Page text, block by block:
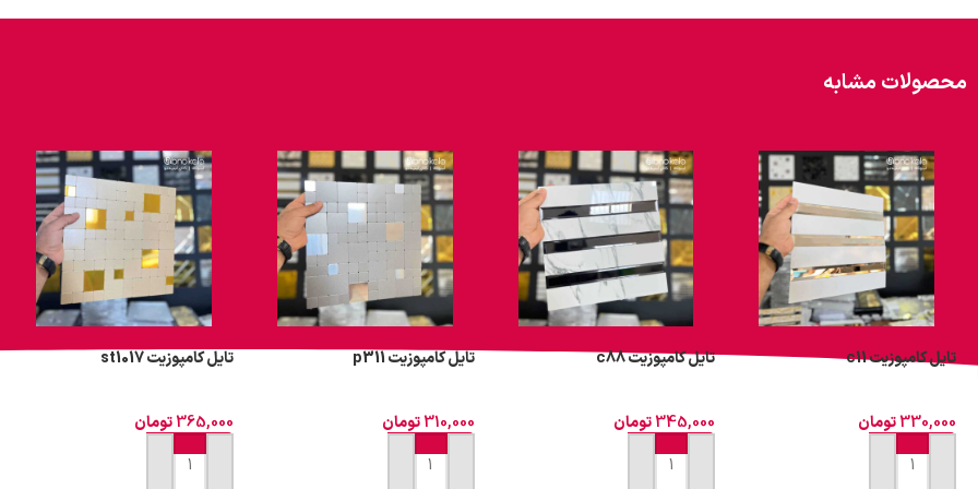
محصولات مشابه
تایل کامپوزیت c11
330,000تومان
افزودن به سبد خرید
تایل کامپوزیت c88
345,000تومان
افزودن به سبد خرید
تایل کامپوزیت p311
310,000تومان
افزودن به سبد خرید
تایل کامپوزیت st1017
365,000تومان
افزودن به سبد خرید